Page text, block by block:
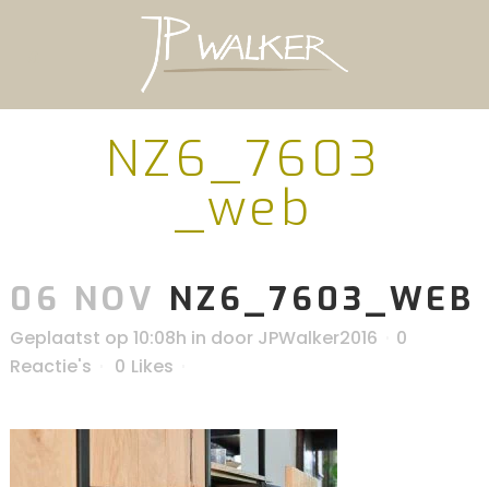
NZ6_7603
_web
06 NOV NZ6_7603_WEB
Geplaatst op 10:08h in door JPWalker2016
0
Reactie's
0 Likes